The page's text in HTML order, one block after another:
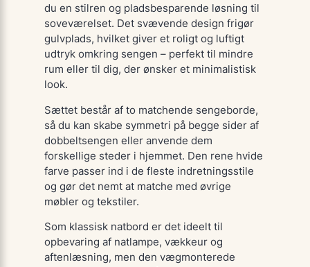
du en stilren og pladsbesparende løsning til
soveværelset. Det svævende design frigør
gulvplads, hvilket giver et roligt og luftigt
udtryk omkring sengen – perfekt til mindre
rum eller til dig, der ønsker et minimalistisk
look.
Sættet består af to matchende sengeborde,
så du kan skabe symmetri på begge sider af
dobbeltsengen eller anvende dem
forskellige steder i hjemmet. Den rene hvide
farve passer ind i de fleste indretningsstile
og gør det nemt at matche med øvrige
møbler og tekstiler.
Som klassisk natbord er det ideelt til
opbevaring af natlampe, vækkeur og
aftenlæsning, men den vægmonterede